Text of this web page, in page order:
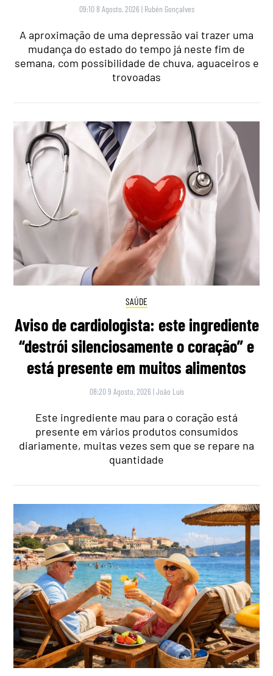
09:10 8 Agosto, 2026 | Rubén Gonçalves
A aproximação de uma depressão vai trazer uma
mudança do estado do tempo já neste fim de
semana, com possibilidade de chuva, aguaceiros e
trovoadas
SAÚDE
Aviso de cardiologista: este ingrediente
“destrói silenciosamente o coração” e
está presente em muitos alimentos
08:20 9 Agosto, 2026 |João Luís
Este ingrediente mau para o coração está
presente em vários produtos consumidos
diariamente, muitas vezes sem que se repare na
quantidade